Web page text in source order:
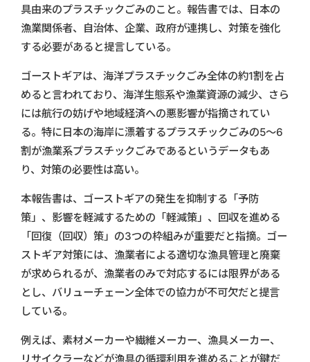
具由来のプラスチックごみのこと。報告書では、日本の
漁業関係者、自治体、企業、政府が連携し、対策を強化
する必要があると提言している。
ゴーストギアは、海洋プラスチックごみ全体の約1割を占
めると言われており、海洋生態系や漁業資源の減少、さら
には航行の妨げや地域経済への悪影響が指摘されてい
る。特に日本の海岸に漂着するプラスチックごみの5～6
割が漁業系プラスチックごみであるというデータもあ
り、対策の必要性は高い。
本報告書は、ゴーストギアの発生を抑制する「予防
策」、影響を軽減するための「軽減策」、回収を進める
「回復（回収）策」の3つの枠組みが重要だと指摘。ゴー
ストギア対策には、漁業者による適切な漁具管理と廃棄
が求められるが、漁業者のみで対応するには限界がある
とし、バリューチェーン全体での協力が不可欠だと提言
している。
例えば、素材メーカーや繊維メーカー、漁具メーカー、
リサイクラーなどが漁具の循環利用を進めることが鍵だ